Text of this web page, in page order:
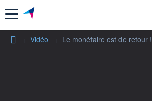
Menu
Vidéo Le monétaire est de retour !